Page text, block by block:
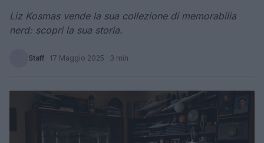
Liz Kosmas vende la sua collezione di memorabilia
nerd: scopri la sua storia.
Staff · 17 Maggio 2025 · 3 min